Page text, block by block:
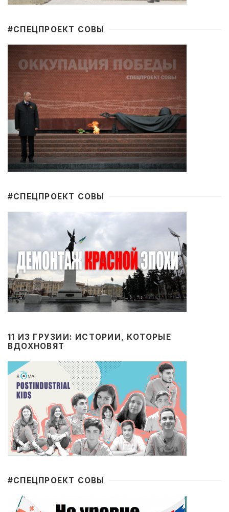
#CПЕЦПРОЕКТ СОВЫ
#CПЕЦПРОЕКТ СОВЫ
11 ИЗ ГРУЗИИ: ИСТОРИИ, КОТОРЫЕ
ВДОХНОВЯТ
#CПЕЦПРОЕКТ СОВЫ